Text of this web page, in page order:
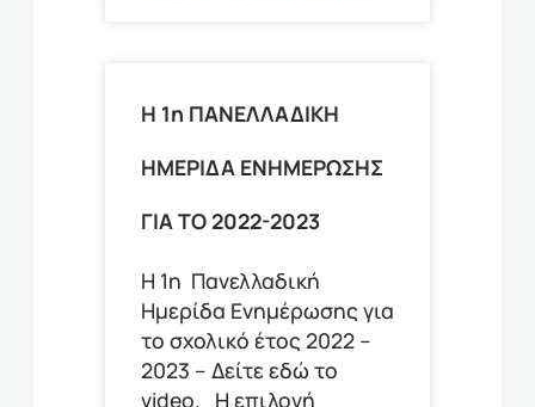
Η 1η ΠΑΝΕΛΛΑΔΙΚΗ
ΗΜΕΡΙΔΑ ΕΝΗΜΕΡΩΣΗΣ
ΓΙΑ ΤΟ 2022-2023
Η 1η Πανελλαδική
Ημερίδα Ενημέρωσης για
το σχολικό έτος 2022 –
2023 – Δείτε εδώ το
video. Η επιλογή